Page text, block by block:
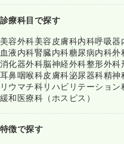
診療科目で探す
美容外科美容皮膚科内科呼吸器
血液内科腎臓内科糖尿病内科外
消化器外科脳神経外科整形外科
耳鼻咽喉科皮膚科泌尿器科精神
リウマチ科リハビリテーション
緩和医療科（ホスピス）
特徴で探す